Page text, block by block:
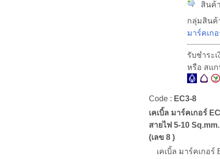
สินค้
กลุ่มสินค้
มาร์คเก
รับชำระ
หรือ สแก
Code : EC3-8
เคเบิ้ล มาร์คเกอร์
สายไฟ 5-10
(เลข 8 )
เคเบิ้ล มาร์คเกอร์